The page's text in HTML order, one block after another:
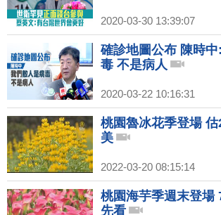
2020-03-30 13:39:07
確診地圖公布 陳時
毒 不是病人
2020-03-22 10:16:31
桃園魯冰花季登場
美
2022-03-20 08:15:14
桃園海芋季週末登場
先看